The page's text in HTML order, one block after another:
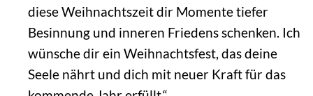
diese Weihnachtszeit dir Momente tiefer
Besinnung und inneren Friedens schenken. Ich
wünsche dir ein Weihnachtsfest, das deine
Seele nährt und dich mit neuer Kraft für das